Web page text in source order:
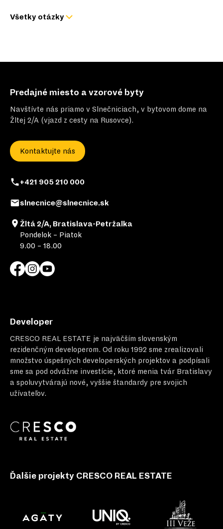
Všetky otázky
Predajné miesto a vzorové byty
Navštívte nás priamo v Slnečniciach, v bytovom dome na
Žltej 2/A (vjazd z cesty na Rusovce).
Kontaktujte nás
+421 905 210 000
slnecnice@slnecnice.sk
Žltá 2/A, Bratislava-Petržalka
Pondelok – Piatok
9.00 – 18.00
Developer
CRESCO REAL ESTATE je najväčším slovenským
rezidenčným developerom. Od roku 1992 sme zrealizovali
množstvo úspešných developerských projektov a podpísali
sme sa pod odvážne investície, ktoré menia tvár Bratislavy
a spoluvytvárajú nové, vyššie štandardy pre svojich
užívateľov.
Ďalšie projekty CRESCO REAL ESTATE